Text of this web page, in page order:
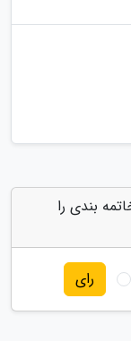
بندی را
رای